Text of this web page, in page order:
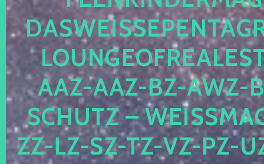
AZ-AAZ-BZ-AWZ-
CHUTZ –
-LZ-SZ-TZ-VZ-PZ-UZ-